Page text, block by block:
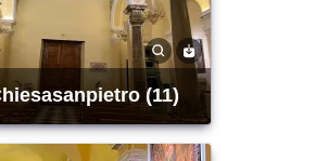
chiesasanpietro (11)